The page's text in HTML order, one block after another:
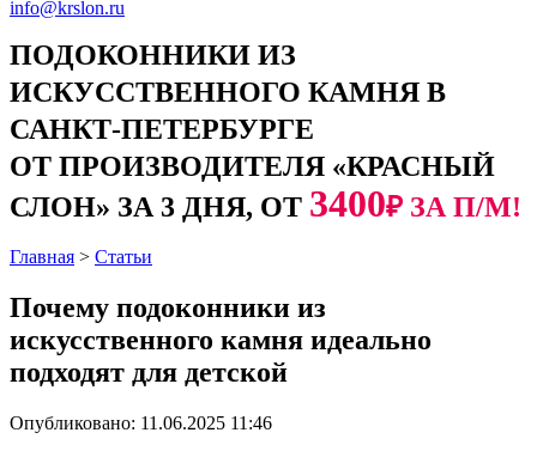
info@krslon.ru
ПОДОКОННИКИ ИЗ
ИСКУССТВЕННОГО КАМНЯ В
САНКТ-ПЕТЕРБУРГЕ
ОТ ПРОИЗВОДИТЕЛЯ «КРАСНЫЙ
СЛОН» ЗА 3 ДНЯ, ОТ 3400₽ ЗА П/М!
Главная > Статьи
Почему подоконники из
искусственного камня идеально
подходят для детской
Опубликовано: 11.06.2025 11:46